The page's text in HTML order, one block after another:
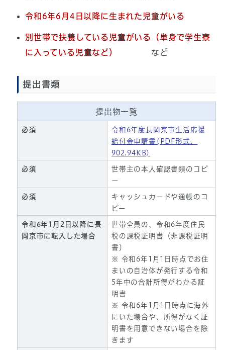
令和6年6月4日以降に生まれた児童がいる
別世帯で扶養している児童がいる（単身で学生寮
に入っている児童など） など
提出書類
提出物一覧
必須
令和6年度長岡京市生活応援
給付金申請書(PDF形式、
902.94KB)
必須
世帯主の本人確認書類のコピ
ー
必須
キャッシュカードや通帳のコ
ピー
令和6年1月2日以降に長
岡京市に転入した場合
世帯全員の、令和6年度住民
税の課税証明書（非課税証明
書）
※ 令和6年1月1日時点でお住
まいの自治体が発行する令和
5年中の合計所得がわかる証
明書
※ 令和6年1月1日時点に海外
にいた場合や、所得がなく証
明書を用意できない場合を除
きます